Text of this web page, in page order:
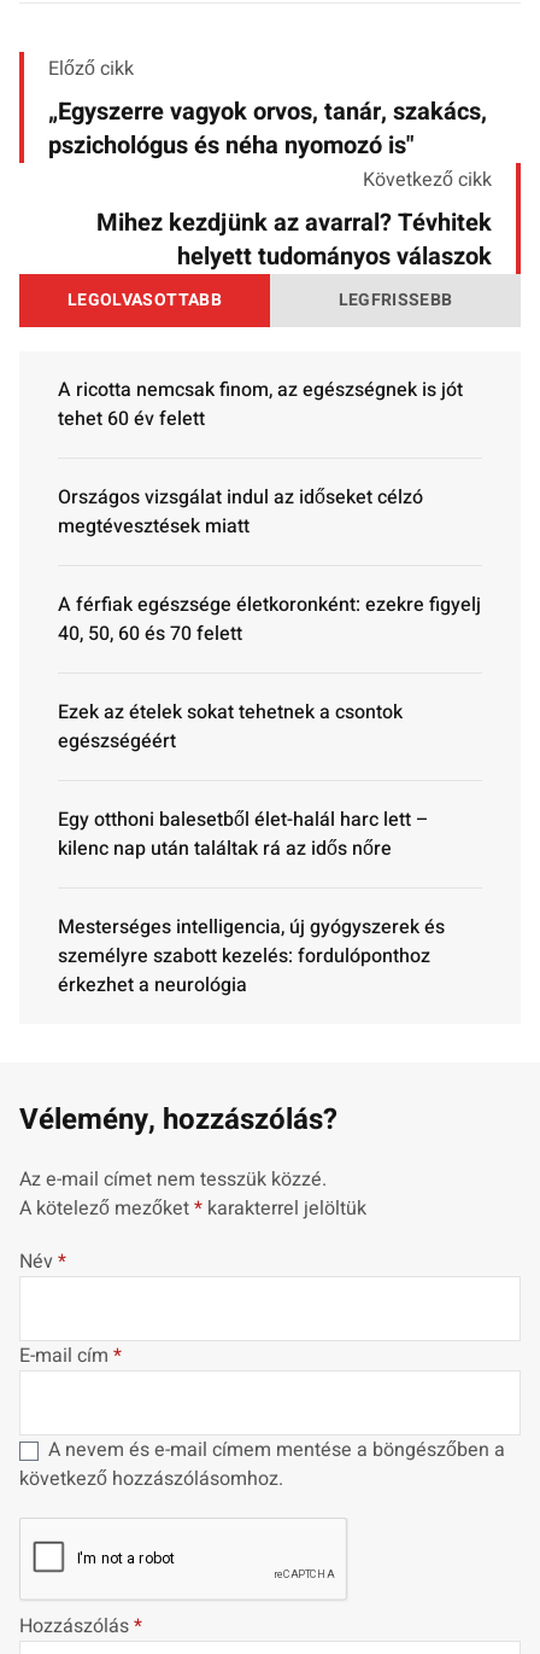
Előző cikk
„Egyszerre vagyok orvos, tanár, szakács,
pszichológus és néha nyomozó is"
Következő cikk
Mihez kezdjünk az avarral? Tévhitek
helyett tudományos válaszok
LEGOLVASOTTABB LEGFRISSEBB
A ricotta nemcsak finom, az egészségnek is jót
tehet 60 év felett
Országos vizsgálat indul az időseket célzó
megtévesztések miatt
A férfiak egészsége életkoronként: ezekre figyelj
40, 50, 60 és 70 felett
Ezek az ételek sokat tehetnek a csontok
egészségéért
Egy otthoni balesetből élet-halál harc lett –
kilenc nap után találtak rá az idős nőre
Mesterséges intelligencia, új gyógyszerek és
személyre szabott kezelés: fordulóponthoz
érkezhet a neurológia
Vélemény, hozzászólás?
Az e-mail címet nem tesszük közzé.
A kötelező mezőket* karakterrel jelöltük
Név*
E-mail cím *
A nevem és e-mail címem mentése a böngészőben a
következő hozzászólásomhoz.
Hozzászólás*